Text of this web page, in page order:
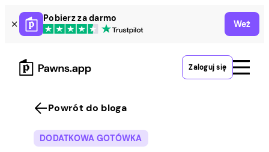
Skip
to
content
Pobierz za darmo
Weź
Zaloguj się
Powrót do bloga
DODATKOWA GOTÓWKA